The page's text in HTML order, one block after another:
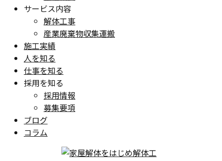
サービス内容
解体工事
産業廃棄物収集運搬
施工実績
人を知る
仕事を知る
採用を知る
採用情報
募集要項
ブログ
コラム